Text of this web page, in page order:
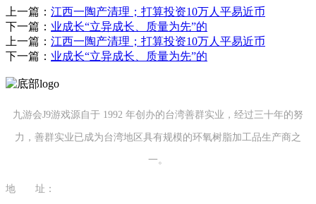
上一篇： 江西一陶产清理；打算投资10万人平易近币
下一篇： 业成长“立异成长、质量为先”的
上一篇： 江西一陶产清理；打算投资10万人平易近币
下一篇： 业成长“立异成长、质量为先”的
九游会J9游戏源自于 1992 年创办的台湾善群实业，经过三十年的努
力，善群实业已成为台湾地区具有规模的环氧树脂加工品生产商之
一。
地 址：